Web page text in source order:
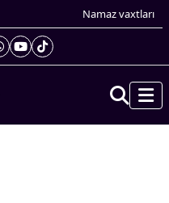
Namaz vaxtları